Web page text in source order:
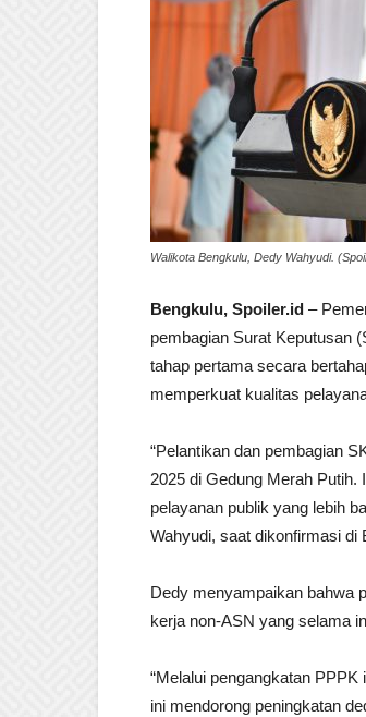
Walikota Bengkulu, Dedy Wahyudi.
Bengkulu, Spoiler.id –
pembagian Surat Keputusan
tahap pertama secara
memperkuat kualitas
“Pelantikan dan pembagian
2025 di Gedung Merah
pelayanan publik yang lebih
Wahyudi, saat dikonfirmasi di
Dedy menyampaikan bahwa
kerja non-ASN yang selama
“Melalui pengangkatan
ini mendorong peningkatan